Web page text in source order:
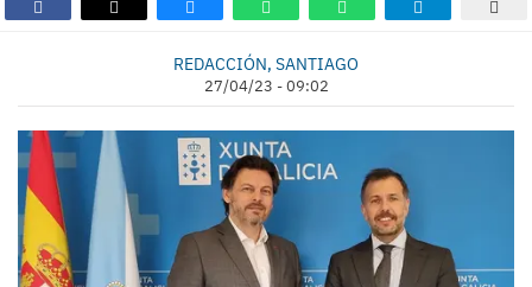
REDACCIÓN, SANTIAGO
27/04/23 - 09:02